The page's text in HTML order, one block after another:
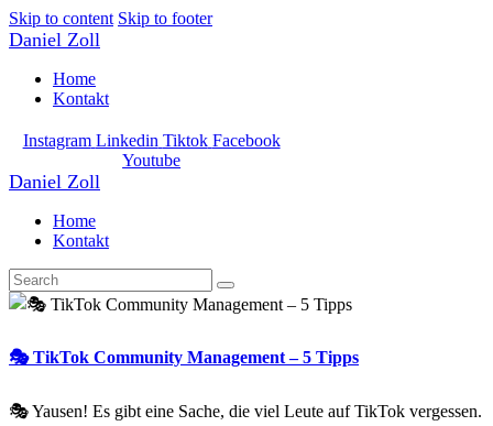
Skip to content Skip to footer
Daniel Zoll
Home
Kontakt
Instagram Linkedin Tiktok Facebook
Youtube
Daniel Zoll
Home
Kontakt
🎭 TikTok Community Management – 5 Tipps
🎭 Yausen! Es gibt eine Sache, die viel Leute auf TikTok vergessen.